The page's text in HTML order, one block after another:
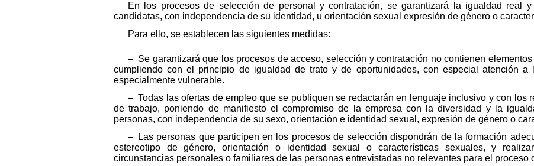
En los procesos de selección de personal y contratación, se garantizará la igualdad real
candidatas, con independencia de su identidad, u orientación sexual expresión de género o
Para ello, se establecen las siguientes medidas:
– Se garantizará que los procesos de acceso, selección y contratación no contienen
cumpliendo con el principio de igualdad de trato y de oportunidades, con especial atención a
especialmente vulnerable.
– Todas las ofertas de empleo que se publiquen se redactarán en lenguaje inclusivo y con los
de trabajo, poniendo de manifiesto el compromiso de la empresa con la diversidad y la
personas, con independencia de su sexo, orientación e identidad sexual, expresión de género o
– Las personas que participen en los procesos de selección dispondrán de la formación
estereotipo de género, orientación o identidad sexual o características sexuales, y
circunstancias personales o familiares de las personas entrevistadas no relevantes para el proceso